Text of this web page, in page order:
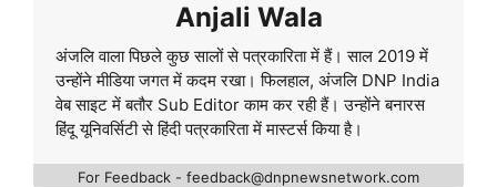
Anjali Wala
अंजलि वाला पिछले कुछ सालों से पत्रकारिता में हैं। साल 2019 में
उन्होंने मीडिया जगत में कदम रखा। फिलहाल, अंजलि DNP India
वेब साइट में बतौर Sub Editor काम कर रही हैं। उन्होंने बनारस
हिंदू यूनिवर्सिटी से हिंदी पत्रकारिता में मास्टर्स किया है।
For Feedback - feedback@dnpnewsnetwork.com